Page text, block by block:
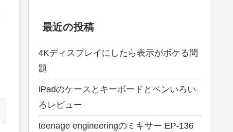
最近の投稿
4Kディスプレイにしたら表示がボケる問
題
iPadのケースとキーボードとペンいろい
ろレビュー
teenage engineeringのミキサー EP-136